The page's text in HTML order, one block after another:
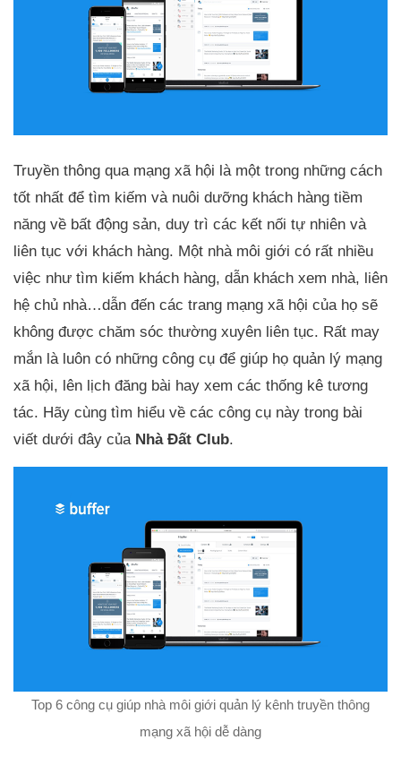
Truyền thông qua mạng xã hội là một trong những cách
tốt nhất để tìm kiếm và nuôi dưỡng khách hàng tiềm
năng về bất động sản, duy trì các kết nối tự nhiên và
liên tục với khách hàng. Một nhà môi giới có rất nhiều
việc như tìm kiếm khách hàng, dẫn khách xem nhà, liên
hệ chủ nhà…dẫn đến các trang mạng xã hội của họ sẽ
không được chăm sóc thường xuyên liên tục. Rất may
mắn là luôn có những công cụ để giúp họ quản lý mạng
xã hội, lên lịch đăng bài hay xem các thống kê tương
tác. Hãy cùng tìm hiểu về các công cụ này trong bài
viết dưới đây của Nhà Đất Club.
Top 6 công cụ giúp nhà môi giới quản lý kênh truyền thông
mạng xã hội dễ dàng